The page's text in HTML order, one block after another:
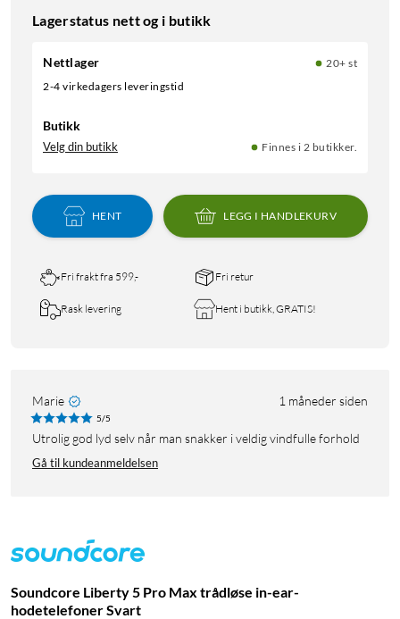
Lagerstatus nett og i butikk
Nettlager
20+ st
2-4 virkedagers leveringstid
Butikk
Velg din butikk Finnes i 2 butikker.
HENT LEGG I HANDLEKURV
Fri frakt fra 599,- Fri retur
Rask levering Hent i butikk, GRATIS!
Marie 1 måneder siden
5/5
Utrolig god lyd selv når man snakker i veldig vindfulle forhold
Gå til kundeanmeldelsen
Soundcore Liberty 5 Pro Max trådløse in-ear-
hodetelefoner Svart